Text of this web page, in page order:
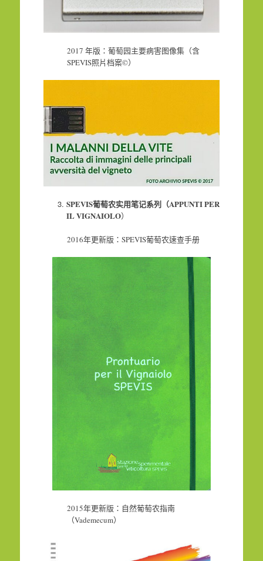
2017 年版：葡萄园主要病害图像集（含
SPEVIS照片档案©）
SPEVIS葡萄农实用笔记系列（APPUNTI PER
IL VIGNAIOLO）
2016年更新版：SPEVIS葡萄农速查手册
2015年更新版：自然葡萄农指南
（Vademecum）